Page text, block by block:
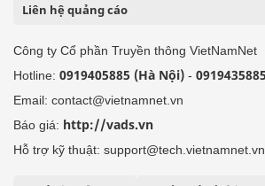
Liên hệ quảng cáo
Công ty Cổ phần Truyền thông VietNamNet
Hotline: 0919405885 (Hà Nội) -
Email: contact@vietnamnet.vn
Báo giá: http://vads.vn
Hỗ trợ kỹ thuật: support@tech.vietnamnet.vn